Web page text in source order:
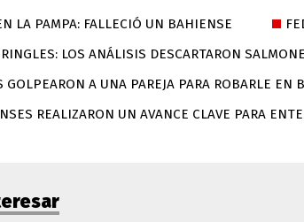
LA PAMPA: FALLECIÓ UN BAHIENSE
LOS ANÁLISIS DESCARTARON
GOLPEARON A UNA PAREJA PARA ROBARLE EN
REALIZARON UN AVANCE CLAVE PARA